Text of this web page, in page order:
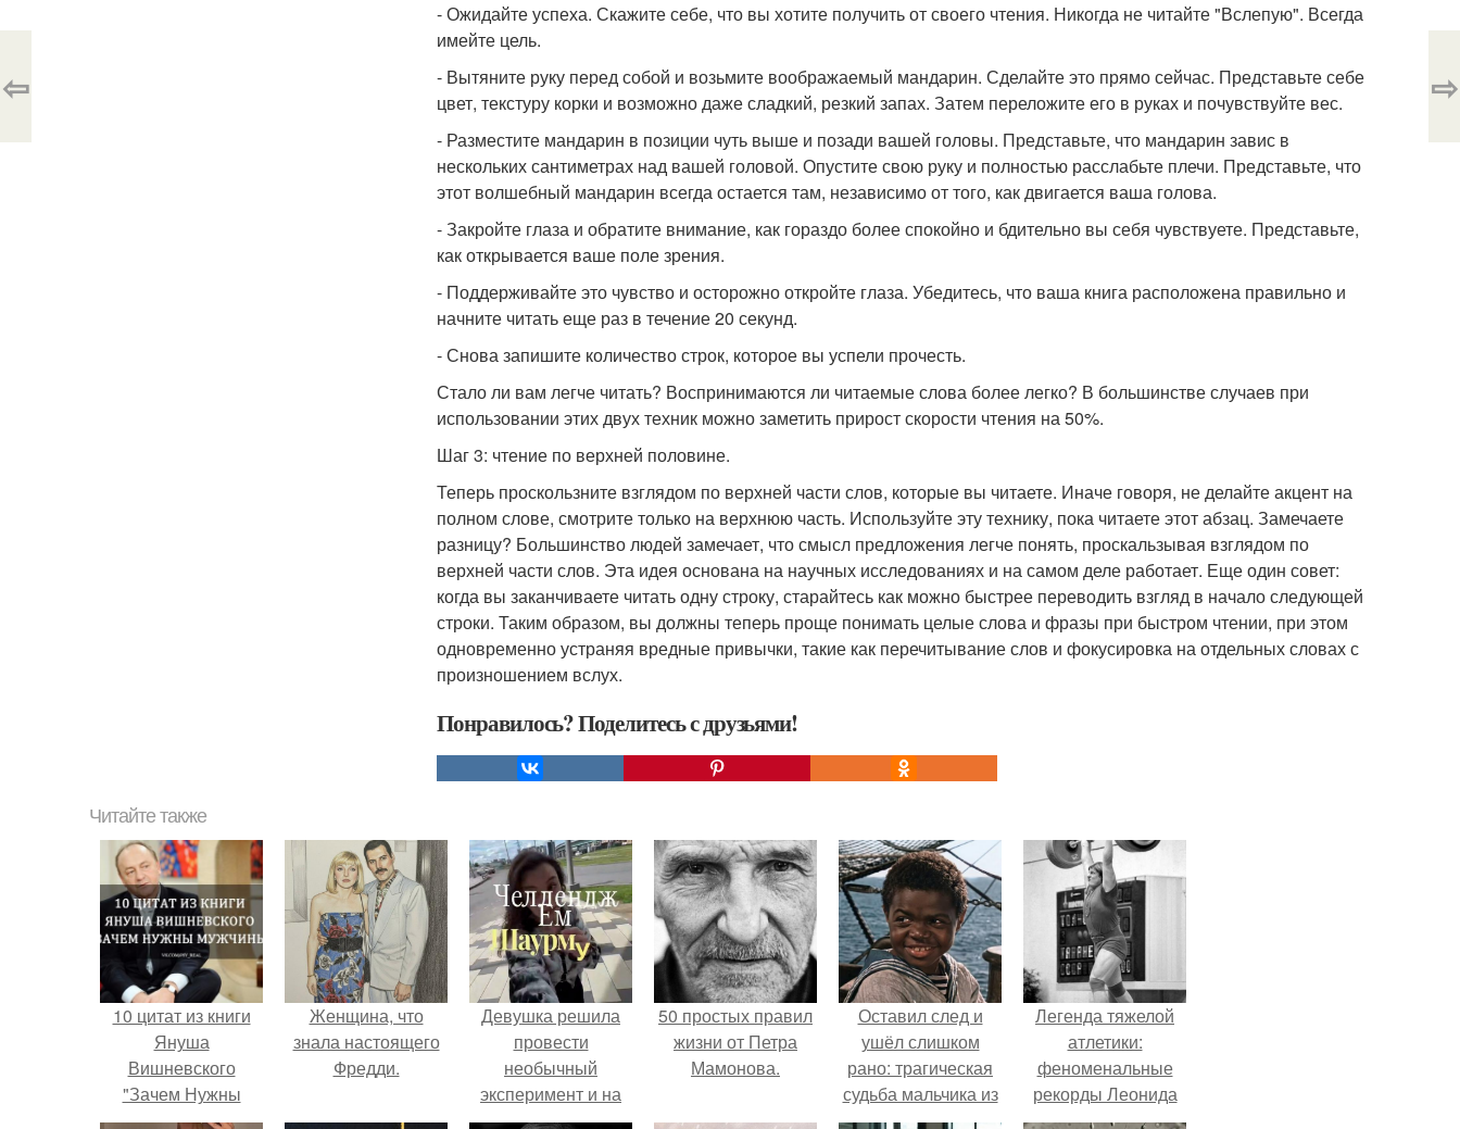
- Ожидайте успеха. Скажите себе, что вы хотите получить от своего чтения. Никогда не читайте "Вслепую". Всегда
имейте цель.
- Вытяните руку перед собой и возьмите воображаемый мандарин. Сделайте это прямо сейчас. Представьте себе
цвет, текстуру корки и возможно даже сладкий, резкий запах. Затем переложите его в руках и почувствуйте вес.
- Разместите мандарин в позиции чуть выше и позади вашей головы. Представьте, что мандарин завис в
нескольких сантиметрах над вашей головой. Опустите свою руку и полностью расслабьте плечи. Представьте, что
этот волшебный мандарин всегда остается там, независимо от того, как двигается ваша голова.
- Закройте глаза и обратите внимание, как гораздо более спокойно и бдительно вы себя чувствуете. Представьте,
как открывается ваше поле зрения.
- Поддерживайте это чувство и осторожно откройте глаза. Убедитесь, что ваша книга расположена правильно и
начните читать еще раз в течение 20 секунд.
- Снова запишите количество строк, которое вы успели прочесть.
Стало ли вам легче читать? Воспринимаются ли читаемые слова более легко? В большинстве случаев при
использовании этих двух техник можно заметить прирост скорости чтения на 50%.
Шаг 3: чтение по верхней половине.
Теперь проскользните взглядом по верхней части слов, которые вы читаете. Иначе говоря, не делайте акцент на
полном слове, смотрите только на верхнюю часть. Используйте эту технику, пока читаете этот абзац. Замечаете
разницу? Большинство людей замечает, что смысл предложения легче понять, проскальзывая взглядом по
верхней части слов. Эта идея основана на научных исследованиях и на самом деле работает. Еще один совет:
когда вы заканчиваете читать одну строку, старайтесь как можно быстрее переводить взгляд в начало следующей
строки. Таким образом, вы должны теперь проще понимать целые слова и фразы при быстром чтении, при этом
одновременно устраняя вредные привычки, такие как перечитывание слов и фокусировка на отдельных словах с
произношением вслух.
Понравилось? Поделитесь с друзьями!
⇦ ⇨
Читайте также
10 цитат из книги
Януша
Вишневского
"Зачем Нужны
Мужчины"?
Женщина, что
знала настоящего
Фредди.
Девушка решила
провести
необычный
эксперимент и на
протяжении 30
50 простых правил
жизни от Петра
Мамонова.
Оставил след и
ушёл слишком
рано: трагическая
судьба мальчика из
фильма
Легенда тяжелой
атлетики:
феноменальные
рекорды Леонида
Тараненко.